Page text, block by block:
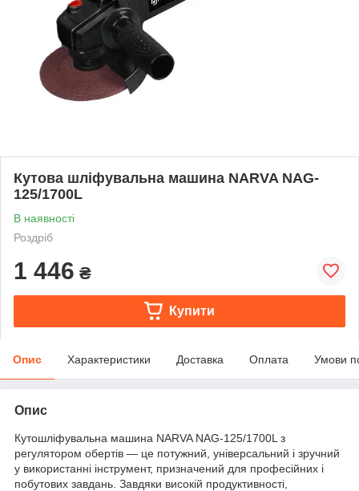
Кутова шліфувальна машина NARVA NAG-
125/1700L
В наявності
Роздріб
1 446 ₴
Купити
Опис Характеристики Доставка Оплата Умови
Опис
Кутошліфувальна машина NARVA NAG-125/1700L з
регулятором обертів — це потужний, універсальний і зручний
у використанні інструмент, призначений для професійних і
побутових завдань. Завдяки високій продуктивності,